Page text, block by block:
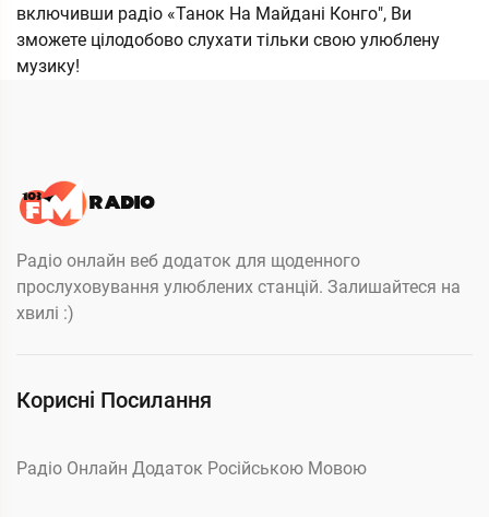
включивши радіо «Танок На Майдані Конго", Ви
зможете цілодобово слухати тільки свою улюблену
музику!
Радіо онлайн веб додаток для щоденного
прослуховування улюблених станцій. Залишайтеся на
хвилі :)
Корисні Посилання
Радіо Онлайн Додаток Російською Мовою